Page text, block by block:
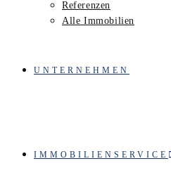
Referenzen
Alle Immobilien
UNTERNEHMEN
IMMOBILIENSERVICE